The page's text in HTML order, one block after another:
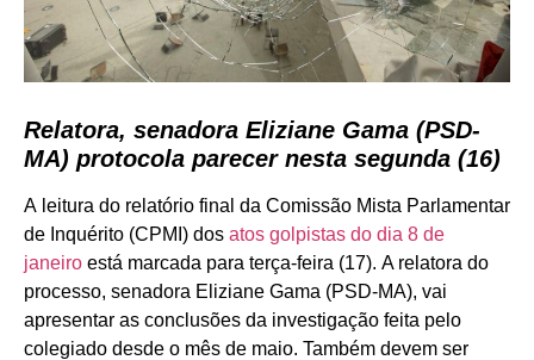
Relatora, senadora Eliziane Gama (PSD-
MA) protocola parecer nesta segunda (16)
A leitura do relatório final da Comissão Mista Parlamentar
de Inquérito (CPMI) dos atos golpistas do dia 8 de
janeiro está marcada para terça-feira (17). A relatora do
processo, senadora Eliziane Gama (PSD-MA), vai
apresentar as conclusões da investigação feita pelo
colegiado desde o mês de maio. Também devem ser